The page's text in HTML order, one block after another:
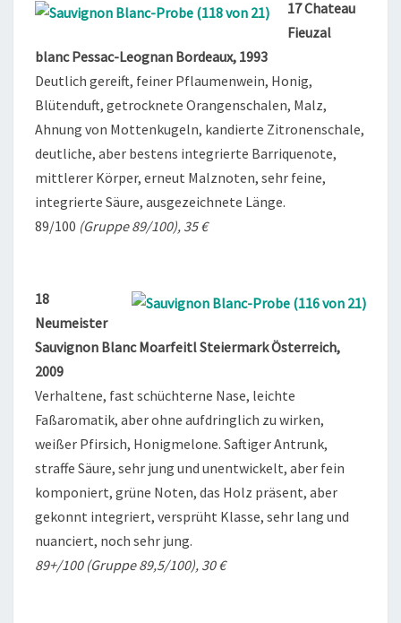
17 Chateau
Fieuzal
blanc Pessac-Leognan Bordeaux, 1993
Deutlich gereift, feiner Pflaumenwein, Honig,
Blütenduft, getrocknete Orangenschalen, Malz,
Ahnung von Mottenkugeln, kandierte Zitronenschale,
deutliche, aber bestens integrierte Barriquenote,
mittlerer Körper, erneut Malznoten, sehr feine,
integrierte Säure, ausgezeichnete Länge.
89/100 (Gruppe 89/100), 35 €
18
Neumeister
Sauvignon Blanc Moarfeitl Steiermark Österreich,
2009
Verhaltene, fast schüchterne Nase, leichte
Faßaromatik, aber ohne aufdringlich zu wirken,
weißer Pfirsich, Honigmelone. Saftiger Antrunk,
straffe Säure, sehr jung und unentwickelt, aber fein
komponiert, grüne Noten, das Holz präsent, aber
gekonnt integriert, versprüht Klasse, sehr lang und
nuanciert, noch sehr jung.
89+/100 (Gruppe 89,5/100), 30 €